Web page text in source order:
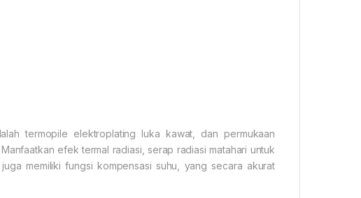
termopile elektroplating luka kawat, dan permukaan
efek termal radiasi, serap radiasi matahari untuk
memiliki fungsi kompensasi suhu, yang secara akurat